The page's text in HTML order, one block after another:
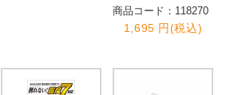
商品コード：118270
1,695 円(税込)